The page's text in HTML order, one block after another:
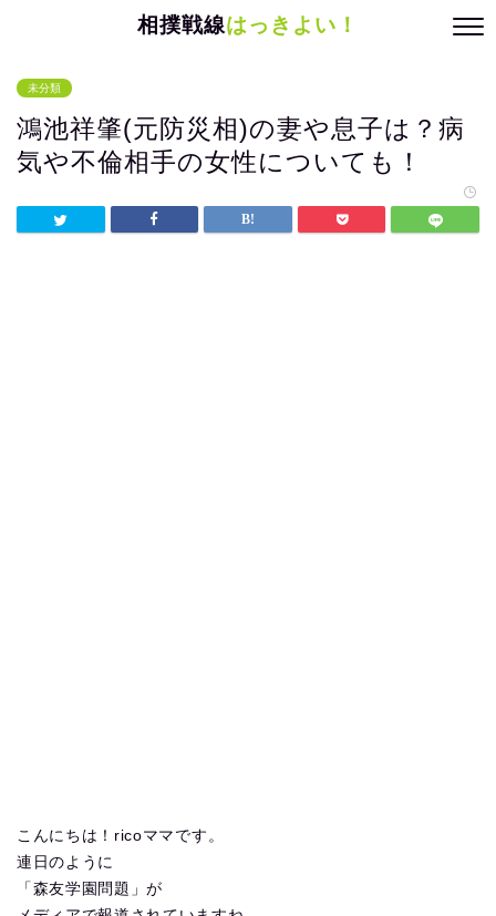
相撲戦線はっきよい！
未分類
鴻池祥肇(元防災相)の妻や息子は？病
気や不倫相手の女性についても！
こんにちは！ricoママです。
連日のように
「森友学園問題」が